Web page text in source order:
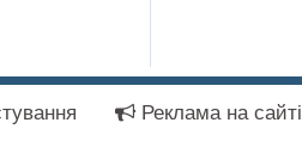
Реклама на сайті